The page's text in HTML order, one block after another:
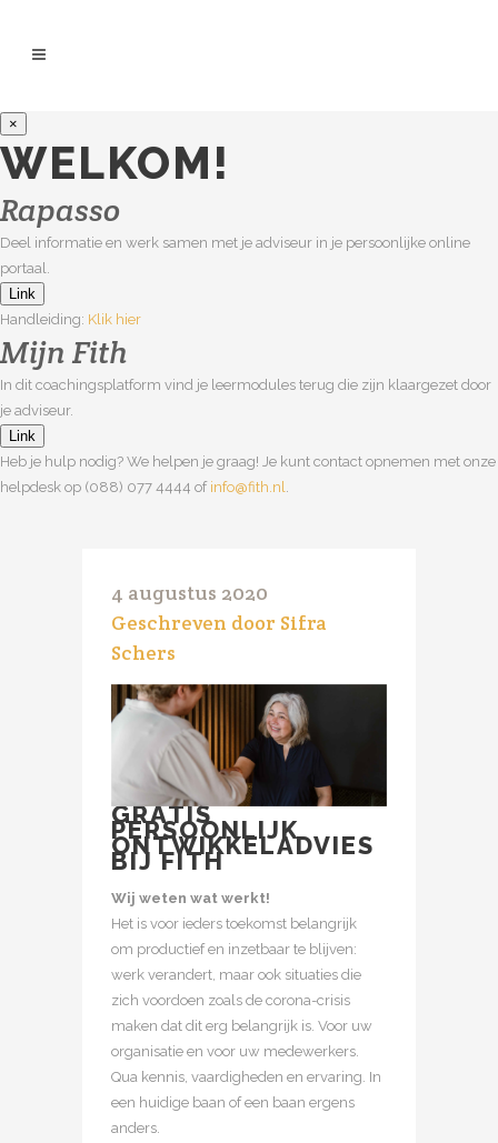
×
WELKOM!
Rapasso
Deel informatie en werk samen met je adviseur in je persoonlijke online
portaal.
Link
Handleiding: Klik hier
Mijn Fith
In dit coachingsplatform vind je leermodules terug die zijn klaargezet door
je adviseur.
Link
Heb je hulp nodig? We helpen je graag! Je kunt contact opnemen met onze
helpdesk op (088) 077 4444 of info@fith.nl.
4 augustus 2020
Geschreven door Sifra
Schers
GRATIS
PERSOONLIJK
ONTWIKKELADVIES
BIJ FITH
Wij weten wat werkt!
Het is voor ieders toekomst belangrijk
om productief en inzetbaar te blijven:
werk verandert, maar ook situaties die
zich voordoen zoals de corona-crisis
maken dat dit erg belangrijk is. Voor uw
organisatie en voor uw medewerkers.
Qua kennis, vaardigheden en ervaring. In
een huidige baan of een baan ergens
anders.